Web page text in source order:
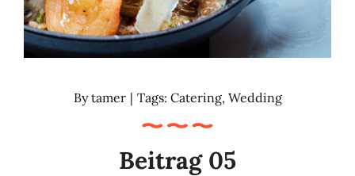
Bytamer | Tags: Catering, Wedding
Beitrag 05